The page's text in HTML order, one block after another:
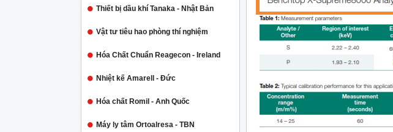
Thiết bị dầu khí Tanaka - Nhật Bản
Vật tư tiêu hao phòng thí nghiệm
Hóa Chất Chuẩn Reagecon - Ireland
Nhiệt kế Amarell - Đức
Hóa chất Romil - Anh Quốc
Máy ly tâm Ortoalresa - TBN